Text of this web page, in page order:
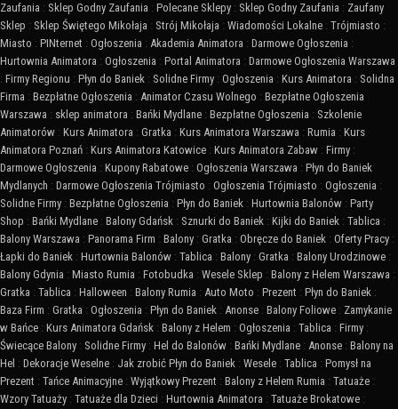
Zaufania : Sklep Godny Zaufania : Polecane Sklepy : Sklep Godny Zaufania : Zaufany
Sklep : Sklep Świętego Mikołaja : Strój Mikołaja : Wiadomości Lokalne : Trójmiasto :
Miasto : PINternet : Ogłoszenia : Akademia Animatora : Darmowe Ogłoszenia :
Hurtownia Animatora : Ogłoszenia : Portal Animatora : Darmowe Ogłoszenia Warszawa
: Firmy Regionu : Płyn do Baniek : Solidne Firmy : Ogłoszenia : Kurs Animatora : Solidna
Firma : Bezpłatne Ogłoszenia : Animator Czasu Wolnego : Bezpłatne Ogłoszenia
Warszawa : sklep animatora : Bańki Mydlane : Bezpłatne Ogłoszenia : Szkolenie
Animatorów : Kurs Animatora : Gratka : Kurs Animatora Warszawa : Rumia : Kurs
Animatora Poznań : Kurs Animatora Katowice : Kurs Animatora Zabaw : Firmy :
Darmowe Ogłoszenia : Kupony Rabatowe : Ogłoszenia Warszawa : Płyn do Baniek
Mydlanych : Darmowe Ogłoszenia Trójmiasto : Ogłoszenia Trójmiasto : Ogłoszenia :
Solidne Firmy : Bezpłatne Ogłoszenia : Płyn do Baniek : Hurtownia Balonów : Party
Shop : Bańki Mydlane : Balony Gdańsk : Sznurki do Baniek : Kijki do Baniek : Tablica :
Balony Warszawa : Panorama Firm : Balony : Gratka : Obręcze do Baniek : Oferty Pracy :
Łapki do Baniek : Hurtownia Balonów : Tablica : Balony : Gratka : Balony Urodzinowe :
Balony Gdynia : Miasto Rumia : Fotobudka : Wesele Sklep : Balony z Helem Warszawa :
Gratka : Tablica : Halloween : Balony Rumia : Auto Moto : Prezent : Płyn do Baniek :
Baza Firm : Gratka : Ogłoszenia : Płyn do Baniek : Anonse : Balony Foliowe : Zamykanie
w Bańce : Kurs Animatora Gdańsk : Balony z Helem : Ogłoszenia : Tablica : Firmy :
Świecące Balony : Solidne Firmy : Hel do Balonów : Bańki Mydlane : Anonse : Balony na
Hel : Dekoracje Weselne : Jak zrobić Płyn do Baniek : Wesele : Tablica : Pomysł na
Prezent : Tańce Animacyjne : Wyjątkowy Prezent : Balony z Helem Rumia : Tatuaże :
Wzory Tatuaży : Tatuaże dla Dzieci : Hurtownia Animatora : Tatuaże Brokatowe :